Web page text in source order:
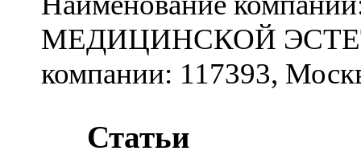
МЕДИЦИНСКОЙ
компании: 117393,
Статьи